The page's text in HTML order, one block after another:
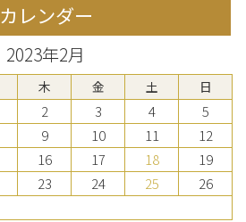
カレンダー
2023年2月
木 金 土 日
2 3 4
5
9 10 11
12
16 17 18
19
23 24 25
26